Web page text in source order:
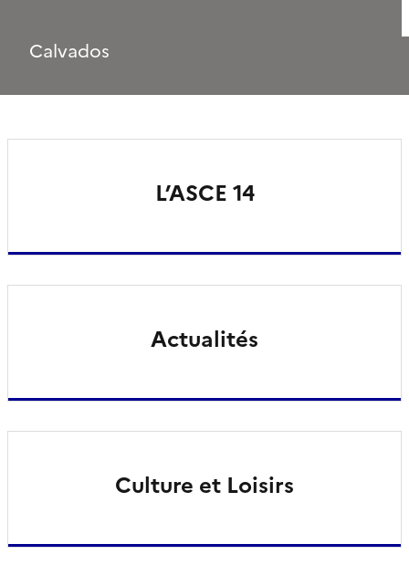
Calvados
L’ASCE 14
Actualités
Culture et Loisirs